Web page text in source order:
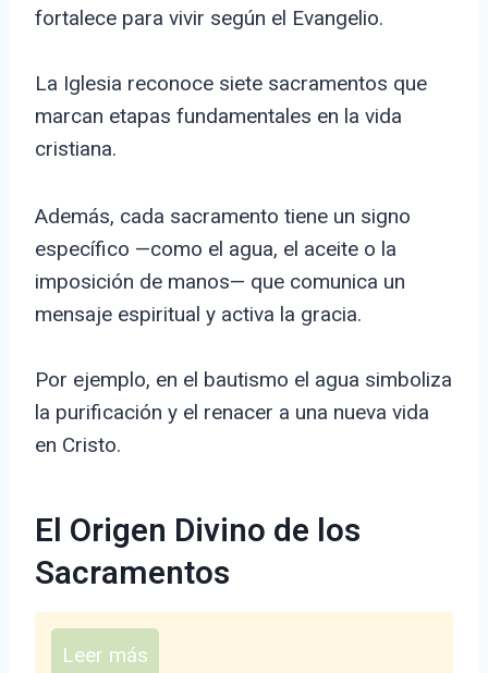
fortalece para vivir según el Evangelio.
La Iglesia reconoce siete sacramentos que
marcan etapas fundamentales en la vida
cristiana.
Además, cada sacramento tiene un signo
específico —como el agua, el aceite o la
imposición de manos— que comunica un
mensaje espiritual y activa la gracia.
Por ejemplo, en el bautismo el agua simboliza
la purificación y el renacer a una nueva vida
en Cristo.
El Origen Divino de los
Sacramentos
Leer más